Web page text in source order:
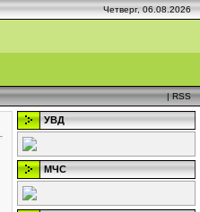
Четверг, 06.08.2026
|RSS
УВД
МЧС